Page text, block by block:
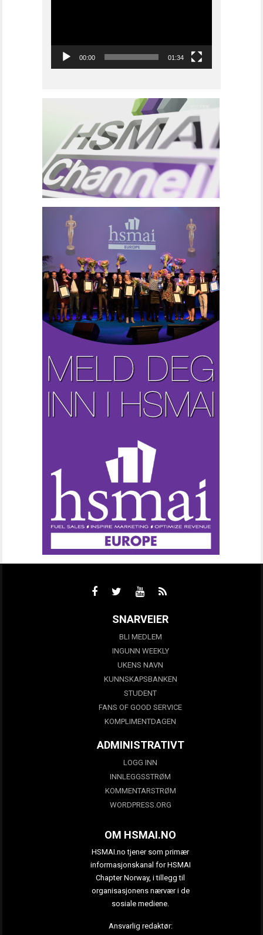
00:00 01:34
SNARVEIER
BLI MEDLEM
INGUNN WEEKLY
UKENS NAVN
KUNNSKAPSBANKEN
STUDENT
FANS OF GOOD SERVICE
KOMPLIMENTDAGEN
ADMINISTRATIVT
LOGG INN
INNLEGGSSTRØM
KOMMENTARSTRØM
WORDPRESS.ORG
OM HSMAI.NO
HSMAI.no tjener som primær
informasjonskanal for HSMAI
Chapter Norway, i tillegg til
organisasjonens nærvær i de
sosiale mediene.
Ansvarlig redaktør: